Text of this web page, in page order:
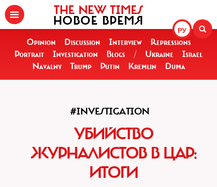
РУ
THE NEW TIMES
НОВОЕ ВРЕМЯ
Opinion Discussion Interview
Repressions
Portrait
Investigation Blogs / Ukraine
Israel
Navalny
Trump Putin Kremlin Duma
#INVESTIGATION
УБИЙСТВО
ЖУРНАЛИСТОВ В ЦАР:
ИТОГИ